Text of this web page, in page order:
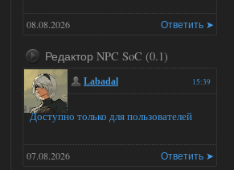
Ответить ➤
08.08.2026
Редактор NPC SoC (0.1)
15:39
Labadal
Доступно только для пользователей
Ответить ➤
07.08.2026